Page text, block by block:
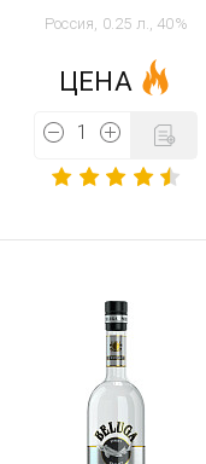
Россия, 0.25 л., 40%
ЦЕНА